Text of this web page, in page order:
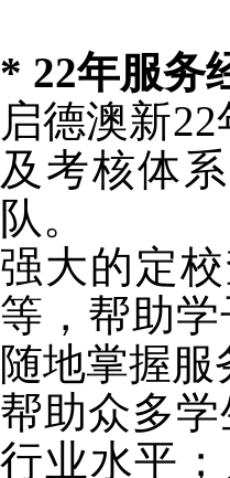
* 22年服务
启德澳新
及考核体
队。
强大的定
等，帮助
随地掌握服
帮助众多
行业水平